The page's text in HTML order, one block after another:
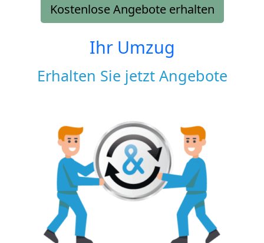
Kostenlose Angebote erhalten
Ihr Umzug
Erhalten Sie jetzt Angebote